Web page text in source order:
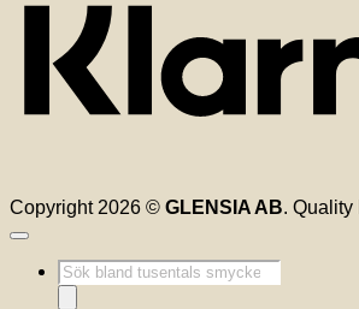
Copyright 2026 © GLENSIA AB. Quality
Produktsökning